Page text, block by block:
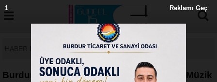
Reklamı Geç
0
Burdur Belediyesi’nden Yaz Akşamlarına Müzik